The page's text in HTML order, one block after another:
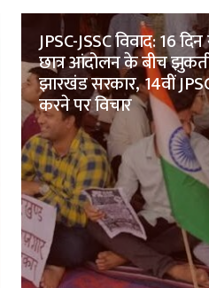
JPSC-JSSC विवाद: 16
छात्र आंदोलन के बीच
झारखंड सरकार, 14वीं
करने पर विचार